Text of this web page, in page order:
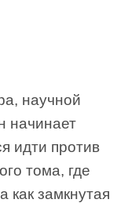
научной
начинает
идти против
тома, где
замкнутая